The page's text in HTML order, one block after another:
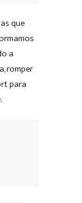
que
a
romper
para